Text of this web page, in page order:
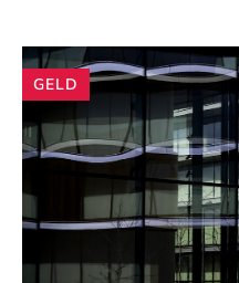
Andere
artikelen
GELD